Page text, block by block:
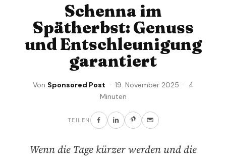
Schenna im
Spätherbst: Genuss
und Entschleunigung
garantiert
Von Sponsored Post · 19. November 2025 · 4
Minuten
TEILEN
Wenn die Tage kürzer werden und die